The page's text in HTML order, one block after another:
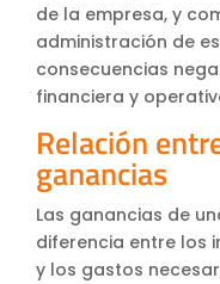
de la empresa, y
administración de
consecuencias
financiera y
Relación
ganancias
Las ganancias de
diferencia entre los
y los gastos